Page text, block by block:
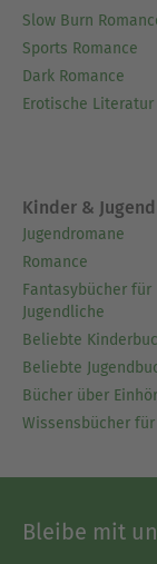
Slow Burn
Sports Romance
Dark Romance
Erotische Literatur
Kinder & Jugend
Jugendromane
Romance
Fantasybücher für
Jugendliche
Beliebte
Beliebte
Bücher über
Wissensbücher
Bleibe mit